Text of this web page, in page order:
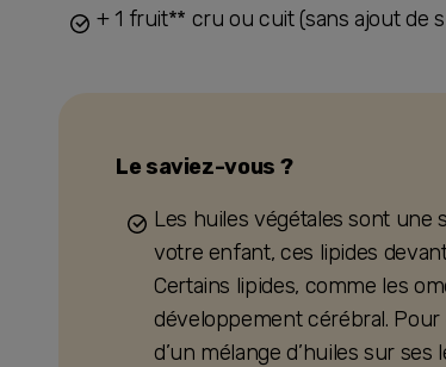
+ 1 fruit** cru ou cuit (sans ajout de
Le saviez-vous ?
Les huiles végétales sont une
votre enfant, ces lipides
Certains lipides, comme les
développement cérébral. Pour
d’un mélange d’huiles sur